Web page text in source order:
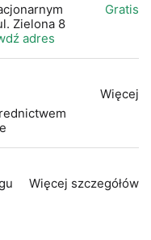
Zielona 8
adres
Gratis
Więcej
Więcej szczegółów